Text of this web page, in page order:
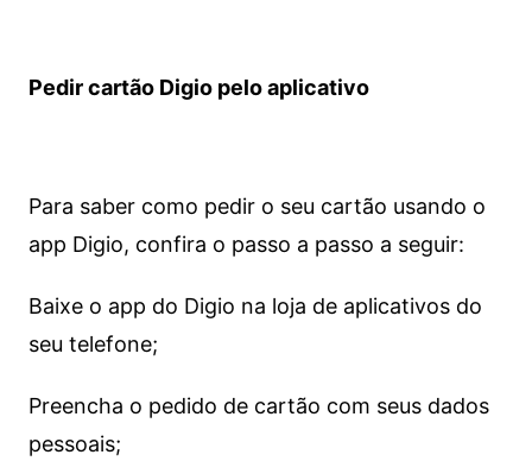
Pedir cartão Digio pelo aplicativo
Para saber como pedir o seu cartão usando o
app Digio, confira o passo a passo a seguir:
Baixe o app do Digio na loja de aplicativos do
seu telefone;
Preencha o pedido de cartão com seus dados
pessoais;